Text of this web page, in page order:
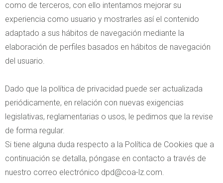
como de terceros, con ello intentamos mejorar su
experiencia como usuario y mostrarles así el contenido
adaptado a sus hábitos de navegación mediante la
elaboración de perfiles basados en hábitos de navegación
del usuario.
Dado que la política de privacidad puede ser actualizada
periódicamente, en relación con nuevas exigencias
legislativas, reglamentarias o usos, le pedimos que la revise
de forma regular.
Si tiene alguna duda respecto a la Política de Cookies que a
continuación se detalla, póngase en contacto a través de
nuestro correo electrónico dpd@coa-lz.com.